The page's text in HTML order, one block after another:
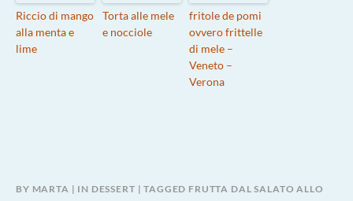
Riccio di mango
alla menta e
lime
Torta alle mele
e nocciole
fritole de pomi
ovvero frittelle
di mele –
Veneto –
Verona
BY MARTA IN DESSERT TAGGED FRUTTA DAL SALATO ALLO